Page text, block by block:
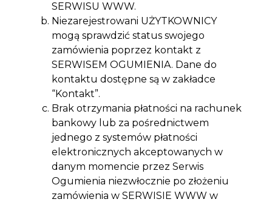
SERWISU WWW.
Niezarejestrowani UŻYTKOWNICY
mogą sprawdzić status swojego
zamówienia poprzez kontakt z
SERWISEM OGUMIENIA. Dane do
kontaktu dostępne są w zakładce
“Kontakt”.
Brak otrzymania płatności na rachunek
bankowy lub za pośrednictwem
jednego z systemów płatności
elektronicznych akceptowanych w
danym momencie przez Serwis
Ogumienia niezwłocznie po złożeniu
zamówienia w SERWISIE WWW w